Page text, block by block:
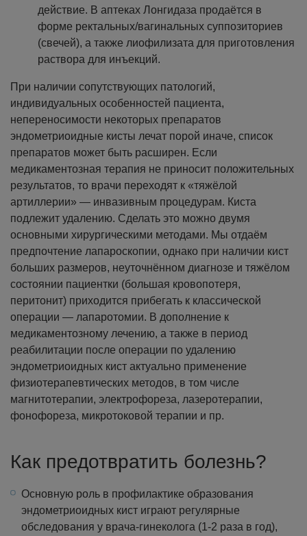
действие. В аптеках Лонгидаза продаётся в
форме ректальных/вагинальных суппозиториев
(свечей), а также лиофилизата для приготовления
раствора для инъекций.
При наличии сопутствующих патологий,
индивидуальных особенностей пациента,
непереносимости некоторых препаратов
эндометриоидные кисты лечат порой иначе, список
препаратов может быть расширен. Если
медикаментозная терапия не приносит положительных
результатов, то врачи переходят к «тяжёлой
артиллерии» — инвазивным процедурам. Киста
подлежит удалению. Сделать это можно двумя
основными хирургическими методами. Мы отдаём
предпочтение лапароскопии, однако при наличии кист
больших размеров, неуточнённом диагнозе и тяжёлом
состоянии пациентки (большая кровопотеря,
перитонит) приходится прибегать к классической
операции — лапаротомии. В дополнение к
медикаментозному лечению, а также в период
реабилитации после операции по удалению
эндометриоидных кист актуально применение
физиотерапевтических методов, в том числе
магнитотерапии, электрофореза, лазеротерапии,
фонофореза, микротоковой терапии и пр.
Как предотвратить болезнь?
Основную роль в профилактике образования
эндометриоидных кист играют регулярные
обследования у врача-гинеколога (1-2 раза в год),